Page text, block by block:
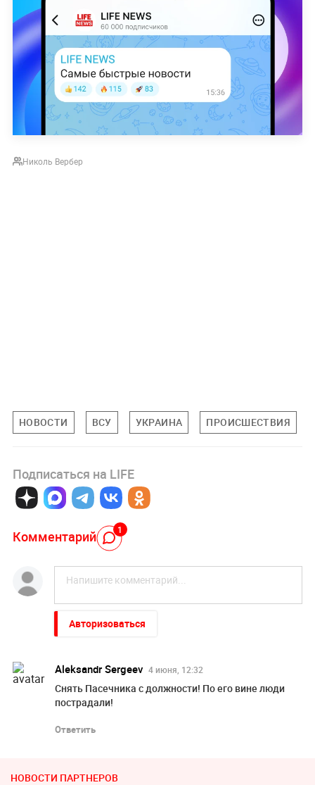
Николь Вербер
НОВОСТИ ВСУ УКРАИНА ПРОИСШЕСТВИЯ
Подписаться на LIFE
Комментарий 1
Авторизоваться
Aleksandr Sergeev 4 июня, 12:32
Снять Пасечника с должности! По его вине люди
пострадали!
Ответить
НОВОСТИ ПАРТНЕРОВ